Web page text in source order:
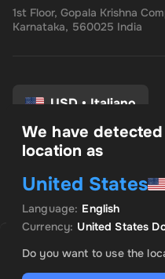
US$ 8.56
1st Floor, Gopala Krishna
Karnataka, 560025 India
USD • Italiano
politica sulla riservatezza
Politica di rimborso
Preferenze di consenso
We have
location as
United States
Language: English
Currency: United States
Do you want to use the